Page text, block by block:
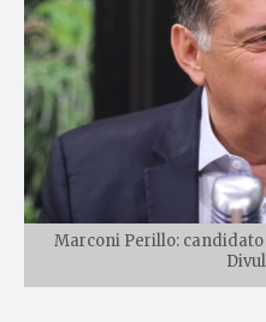
Marconi Perillo: candidato